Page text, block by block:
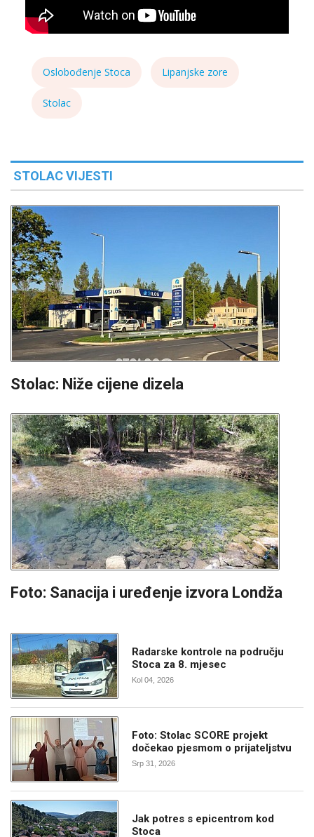
Oslobođenje Stoca Lipanjske zore
Stolac
STOLAC VIJESTI
Stolac: Niže cijene dizela
Foto: Sanacija i uređenje izvora Londža
Radarske kontrole na području
Stoca za 8. mjesec
Kol 04, 2026
Foto: Stolac SCORE projekt
dočekao pjesmom o prijateljstvu
Srp 31, 2026
Jak potres s epicentrom kod
Stoca